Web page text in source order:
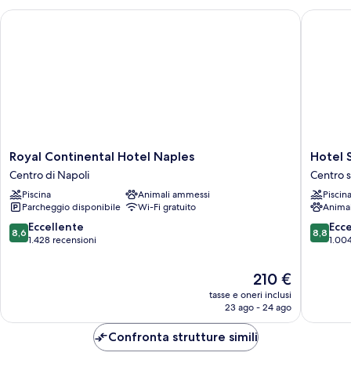
Royal
Continental
Hotel
Naples
Centro
di
Napoli
Royal Continental Hotel Naples
Centro di Napoli
Piscina
Animali ammessi
Parcheggio disponibile
Wi-Fi gratuito
8.6
su
8,6 Eccellente
1.428 recensioni
Il
prezzo
attuale
210 €
210 €
tasse e oneri inclusi
23 ago - 24 ago
Royal Continental Hotel Naples
Hotel
San
Al
Monte
Centro
storico
Hotel
Centro
Piscina
8.8
su
8,8
Hotel
Confronta strutture simili